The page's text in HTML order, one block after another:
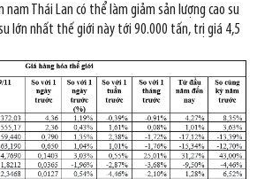
Thái Lan có thể làm giảm sản lượng cao su
lớn nhất thế giới này tới 90.000 tấn, trị giá 4,5